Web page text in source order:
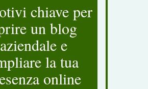
chiave per
un blog
aziendale e
la tua
online